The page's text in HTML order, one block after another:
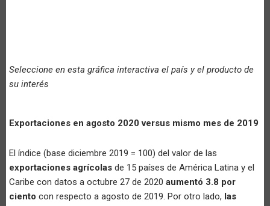
Seleccione en esta gráfica interactiva el país y el producto de
su interés
Exportaciones en agosto 2020 versus mismo mes de 2019
El índice (base diciembre 2019 = 100) del valor de las
exportaciones agrícolas de 15 países de América Latina y el
Caribe con datos a octubre 27 de 2020 aumentó 3.8 por
ciento con respecto a agosto de 2019. Por otro lado, las